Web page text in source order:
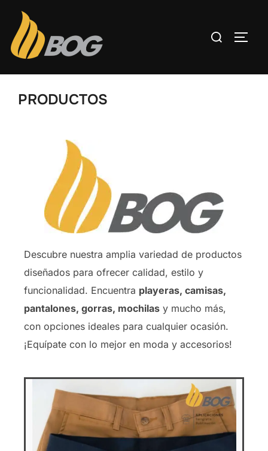
PRODUCTOS
Descubre nuestra amplia variedad de productos
diseñados para ofrecer calidad, estilo y
funcionalidad. Encuentra playeras, camisas,
pantalones, gorras, mochilas y mucho más,
con opciones ideales para cualquier ocasión.
¡Equípate con lo mejor en moda y accesorios!